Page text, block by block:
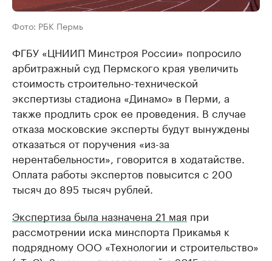
Фото: РБК Пермь
ФГБУ «ЦНИИП Минстроя России» попросило
арбитражный суд Пермского края увеличить
стоимость строительно-технической
экспертизы стадиона «Динамо» в Перми, а
также продлить срок ее проведения. В случае
отказа московские эксперты будут вынуждены
отказаться от поручения «из-за
нерентабельности», говорится в ходатайстве.
Оплата работы экспертов повысится с 200
тысяч до 895 тысяч рублей.
Экспертиза была назначена 21 мая при
рассмотрении иска минспорта Прикамья к
подрядному ООО «Технологии и строительство»